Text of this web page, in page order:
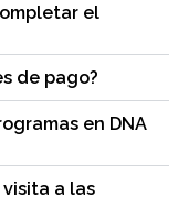
el
de pago?
en DNA
a las